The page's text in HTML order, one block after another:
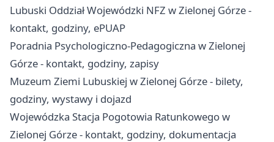
Lubuski Oddział Wojewódzki NFZ w Zielonej Górze -
kontakt, godziny, ePUAP
Poradnia Psychologiczno-Pedagogiczna w Zielonej
Górze - kontakt, godziny, zapisy
Muzeum Ziemi Lubuskiej w Zielonej Górze - bilety,
godziny, wystawy i dojazd
Wojewódzka Stacja Pogotowia Ratunkowego w
Zielonej Górze - kontakt, godziny, dokumentacja